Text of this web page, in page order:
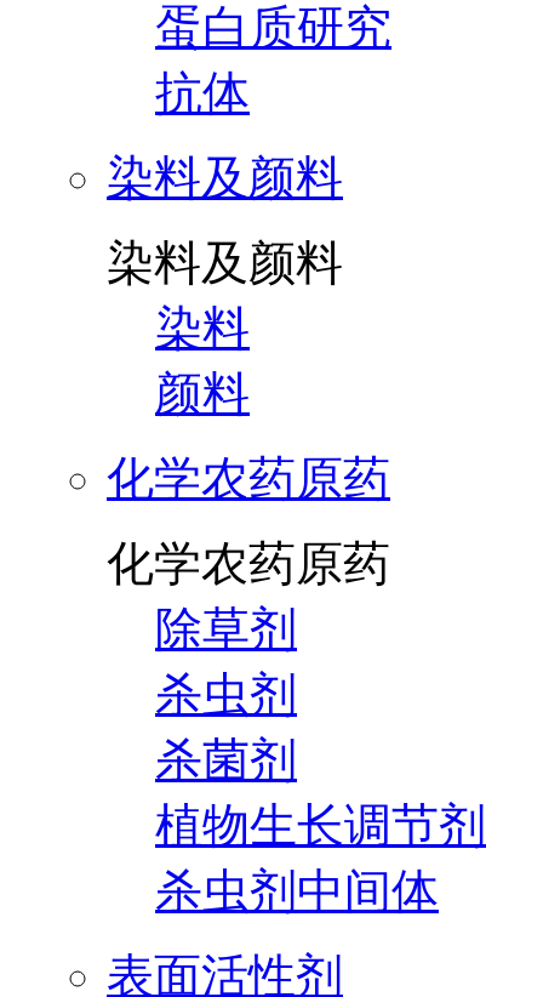
蛋白质研究
抗体
染料及颜料
染料及颜料
染料
颜料
化学农药原药
化学农药原药
除草剂
杀虫剂
杀菌剂
植物生长调节剂
杀虫剂中间体
表面活性剂